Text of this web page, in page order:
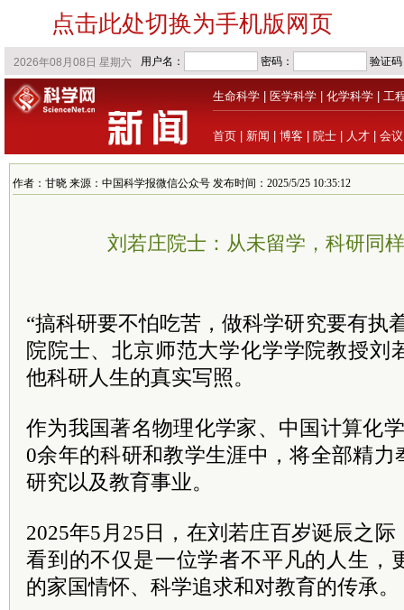
点击此处切换为手机版网页
生命科学 医学科学 化学科学 工
首页 新闻 博客 院士 人才 会议
作者：甘晓 来源：中国科学报微信公众号 发布时间：2025/5/25 10:35:12
刘若庄院士：从未留学，科研同
“搞科研要不怕吃苦，做科学研究要有执
院院士、北京师范大学化学学院教授刘
他科研人生的真实写照。
作为我国著名物理化学家、中国计算化
0余年的科研和教学生涯中，将全部精
研究以及教育事业。
2025年5月25日，在刘若庄百岁诞辰之
看到的不仅是一位学者不平凡的人生，
的家国情怀、科学追求和对教育的传承。